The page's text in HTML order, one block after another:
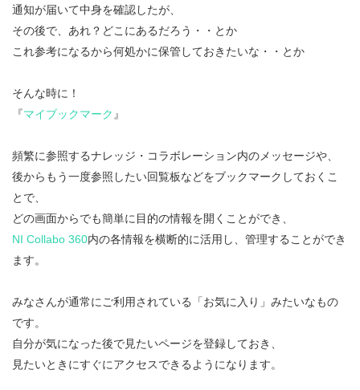
通知が届いて中身を確認したが、
その後で、あれ？どこにあるだろう・・とか
これ参考になるから何処かに保管しておきたいな・・とか
そんな時に！
『マイブックマーク 』
頻繁に参照するナレッジ・コラボレーション内のメッセージや、
後からもう一度参照したい回覧板などをブックマークしておくこ
とで、
どの画面からでも簡単に目的の情報を開くことができ、
NI Collabo 360内の各情報を横断的に活用し、管理することができ
ます。
みなさんが通常にご利用されている「お気に入り」みたいなもの
です。
自分が気になった後で見たいページを登録しておき、
見たいときにすぐにアクセスできるようになります。